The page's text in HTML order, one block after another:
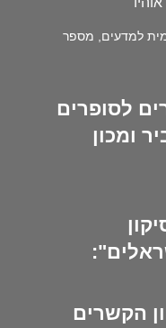
למדעים, מספר
לסופרים
ומכון
הקשרים